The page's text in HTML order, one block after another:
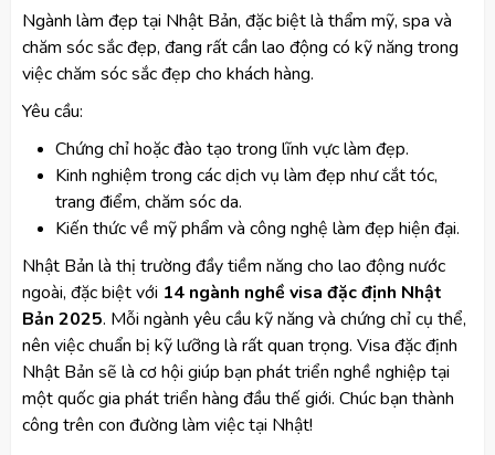
Ngành làm đẹp tại Nhật Bản, đặc biệt là thẩm mỹ, spa và
chăm sóc sắc đẹp, đang rất cần lao động có kỹ năng trong
việc chăm sóc sắc đẹp cho khách hàng.
Yêu cầu:
Chứng chỉ hoặc đào tạo trong lĩnh vực làm đẹp.
Kinh nghiệm trong các dịch vụ làm đẹp như cắt tóc,
trang điểm, chăm sóc da.
Kiến thức về mỹ phẩm và công nghệ làm đẹp hiện đại.
Nhật Bản là thị trường đầy tiềm năng cho lao động nước
ngoài, đặc biệt với 14 ngành nghề visa đặc định Nhật
Bản 2025. Mỗi ngành yêu cầu kỹ năng và chứng chỉ cụ thể,
nên việc chuẩn bị kỹ lưỡng là rất quan trọng. Visa đặc định
Nhật Bản sẽ là cơ hội giúp bạn phát triển nghề nghiệp tại
một quốc gia phát triển hàng đầu thế giới. Chúc bạn thành
công trên con đường làm việc tại Nhật!